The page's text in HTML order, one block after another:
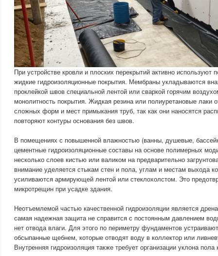
При устройстве кровли и плоских перекрытий активно
жидкие гидроизоляционные покрытия. Мембраны укладываются
проклейкой швов специальной лентой или сваркой горячим
монолитность покрытия. Жидкая резина или полиуретановые лаки
сложных форм и мест примыкания труб, так как они наносятся
повторяют контуры основания без швов.
В помещениях с повышенной влажностью (ванны, душевые,
цементные гидроизоляционные составы на основе полимерных
несколько слоев кистью или валиком на предварительно
внимание уделяется стыкам стен и пола, углам и местам выхода
усиливаются армирующей лентой или стеклохолстом. Это
микротрещин при усадке здания.
Неотъемлемой частью качественной гидроизоляции является
самая надежная защита не справится с постоянным давлением
нет отвода влаги. Для этого по периметру фундаментов
обсыпанные щебнем, которые отводят воду в коллектор или
Внутренняя гидроизоляция также требует организации уклона пола